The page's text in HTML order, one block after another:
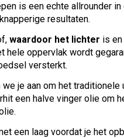
is een echte allrounder
resultaten.
waardoor het lichter is
hele oppervlak wordt
versterkt.
je aan om het
een halve vinger olie om
een laag voordat je het